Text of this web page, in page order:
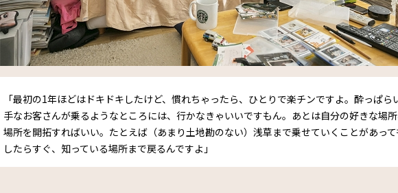
「最初の1年ほどはドキドキしたけど、慣れちゃったら、ひとりで楽チンですよ。酔っぱら
手なお客さんが乗るようなところには、行かなきゃいいですもん。あとは自分の好きな場
場所を開拓すればいい。たとえば（あまり土地勘のない）浅草まで乗せていくことがあって
したらすぐ、知っている場所まで戻るんですよ」